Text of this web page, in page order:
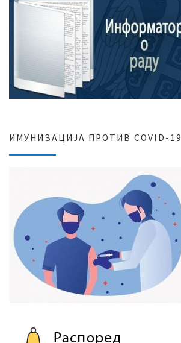
ИМУНИЗАЦИЈА ПРОТИВ COVID-19